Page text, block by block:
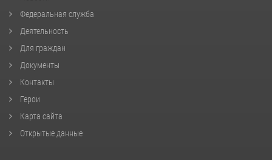
Федеральная служба
Деятельность
Для граждан
Документы
Контакты
Герои
Карта сайта
Открытые данные